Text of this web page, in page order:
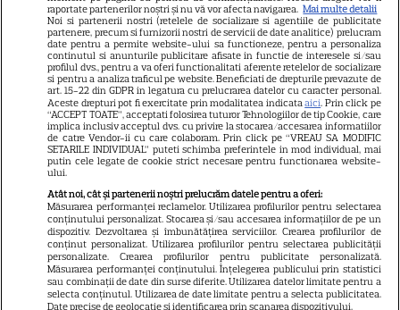
Știri mondene
Avantaje
Elle
Unica
Retete practice
Copyright2026Ringier Romania – Toate Drepturile rezervate
raportate partenerilor noștri și nu vă vor afecta navigarea. Mai multe detalii
Noi si partenerii nostri (retelele de socializare si agentiile de publicitate
partenere, precum si furnizorii nostri de servicii de date analitice) prelucram
date pentru a permite website-ului sa functioneze, pentru a personaliza
continutul si anunturile publicitare afisate in functie de interesele si/sau
profilul dvs., pentru a va oferi functionalitati aferente retelelor de socializare
si pentru a analiza traficul pe website. Beneficiati de drepturile prevazute de
art. 15-22 din GDPR in legatura cu prelucrarea datelor cu caracter personal.
Aceste drepturi pot fi exercitate prin modalitatea indicataaici. Prin click pe
“ACCEPT TOATE”, acceptati folosirea tuturor Tehnologiilor de tip Cookie, care
implica inclusiv acceptul dvs. cu privire la stocarea/accesarea informatiilor
de catre Vendor-ii cu care colaboram. Prin click pe “VREAU SA MODIFIC
SETARILE INDIVIDUAL” puteti schimba preferintele in mod individual, mai
putin cele legate de cookie strict necesare pentru functionarea website-
ului.
Atât noi, cât și partenerii noștri prelucrăm datele pentru a oferi:
Măsurarea performanței reclamelor. Utilizarea profilurilor pentru selectarea
conținutului personalizat. Stocarea și/sau accesarea informațiilor de pe un
dispozitiv. Dezvoltarea și îmbunătățirea serviciilor. Crearea profilurilor de
conținut personalizat. Utilizarea profilurilor pentru selectarea publicității
personalizate. Crearea profilurilor pentru publicitate personalizată.
Măsurarea performanței conținutului. Înțelegerea publicului prin statistici
sau combinații de date din surse diferite. Utilizarea datelor limitate pentru a
selecta conținutul. Utilizarea de date limitate pentru a selecta publicitatea.
Date precise de geolocație și identificarea prin scanarea dispozitivului.